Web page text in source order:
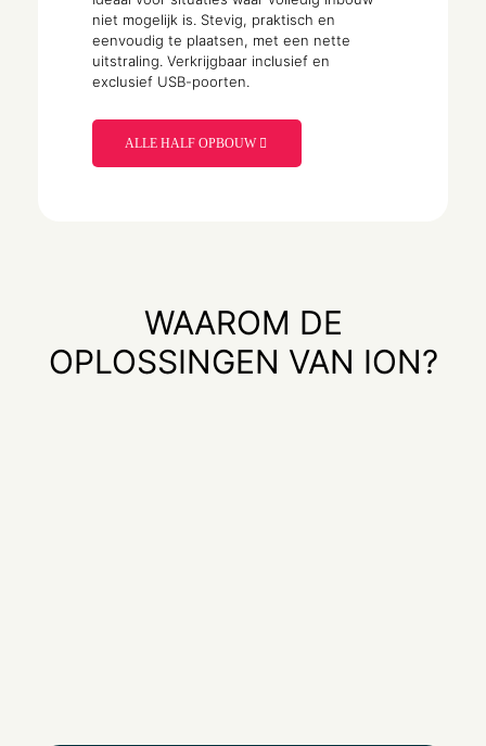
niet mogelijk is. Stevig, praktisch en
eenvoudig te plaatsen, met een nette
uitstraling. Verkrijgbaar inclusief en
exclusief USB-poorten.
ALLE HALF OPBOUW
WAAROM DE
OPLOSSINGEN VAN ION?